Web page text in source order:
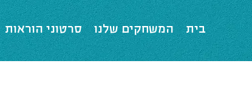
בית המשחקים שלנו סרטוני הוראות